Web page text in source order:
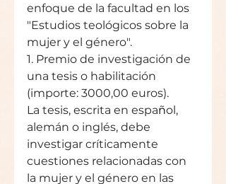
enfoque de la facultad en los
"Estudios teológicos sobre la
mujer y el género".
1. Premio de investigación de
una tesis o habilitación
(importe: 3000,00 euros).
La tesis, escrita en español,
alemán o inglés, debe
investigar críticamente
cuestiones relacionadas con
la mujer y el género en las